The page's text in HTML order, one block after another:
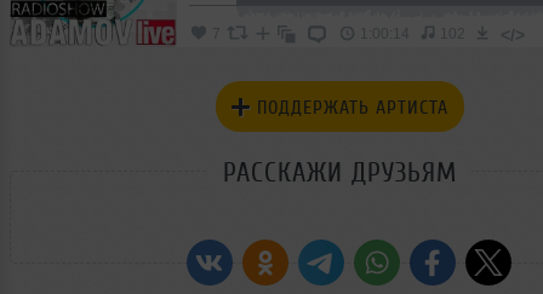
7 102 </>
ПОДДЕРЖАТЬ АРТИСТА
РАССКАЖИ ДРУЗЬЯМ